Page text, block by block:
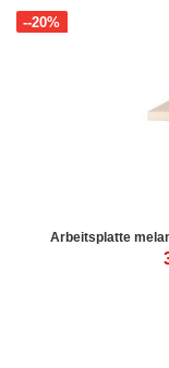
Arbeitsplatte
--20%